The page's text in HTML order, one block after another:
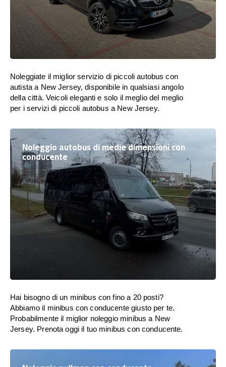
Noleggiate il miglior servizio di piccoli autobus con
autista a New Jersey, disponibile in qualsiasi angolo
della città. Veicoli eleganti e solo il meglio del meglio
per i servizi di piccoli autobus a New Jersey.
Noleggio autobus di medie dimensioni con
conducente
Hai bisogno di un minibus con fino a 20 posti?
Abbiamo il minibus con conducente giusto per te.
Probabilmente il miglior noleggio minibus a New
Jersey. Prenota oggi il tuo minibus con conducente.